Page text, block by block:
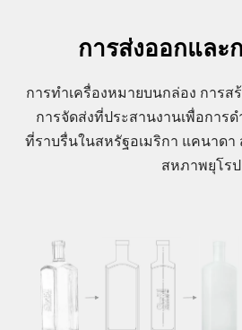
การส่งออกและ
การทำเครื่องหมายบนกล่อง การส
การจัดส่งที่ประสานงานเพื่อการ
ที่ราบรื่นในสหรัฐอเมริกา แคนาด
สหภาพยุโรป